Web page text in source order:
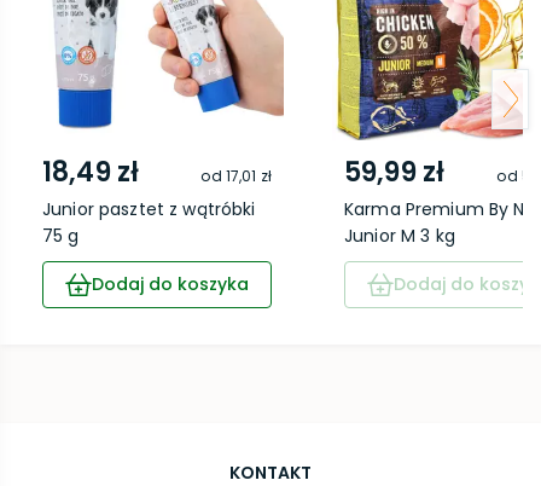
18,49 zł od 17,01 zł
Junior pasztet z wątróbki
75 g
Dodaj do koszyka
59,99 zł od
Karma Premium By
Junior M 3 kg
Dodaj do
KONTAKT